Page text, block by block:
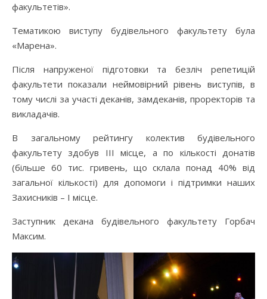
факультетів».
Тематикою виступу будівельного факультету була
«Марена».
Після напруженої підготовки та безліч репетицій
факультети показали неймовірний рівень виступів, в
тому числі за участі деканів, замдеканів, проректорів та
викладачів.
В загальному рейтингу колектив будівельного
факультету здобув ІІІ місце, а по кількості донатів
(більше 60 тис. гривень, що склала понад 40% від
загальної кількості) для допомоги і підтримки наших
Захисників – І місце.
Заступник декана будівельного факультету Горбач
Максим.